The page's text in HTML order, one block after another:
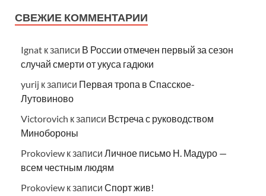
СВЕЖИЕ КОММЕНТАРИИ
Ignat к записи В России отмечен первый за сезон
случай смерти от укуса гадюки
yurij к записи Первая тропа в Спасское-
Лутовиново
Victorovich к записи Встреча с руководством
Минобороны
Prokoview к записи Личное письмо Н. Мадуро —
всем честным людям
Prokoview к записи Спорт жив!